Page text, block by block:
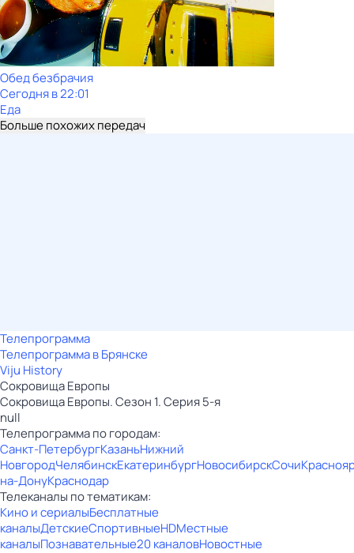
Обед безбрачия
Сегодня в 22:01
Еда
Больше похожих передач
Телепрограмма
Телепрограмма в Брянске
Viju History
Сокровища Европы
Сокровища Европы. Сезон 1. Серия 5-я
null
Телепрограмма по городам:
Санкт-ПетербургКазаньНижний
НовгородЧелябинскЕкатеринбургНовосибирскСочи
на-ДонуКраснодар
Телеканалы по тематикам:
Кино и сериалыБесплатные
каналыДетскиеСпортивныеHDМестные
каналыПознавательные20 каналовНовостные